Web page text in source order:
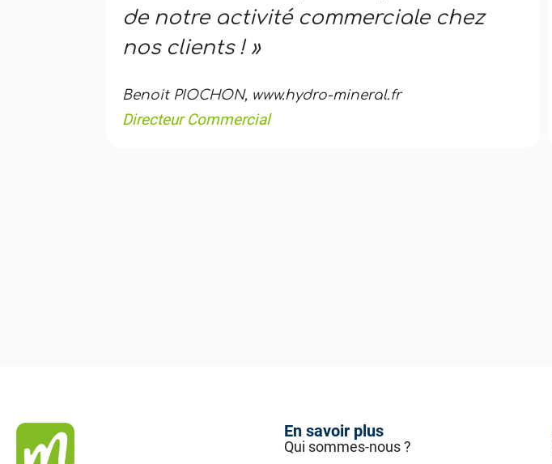
de notre activité commerciale chez
nos clients ! »
Benoit PIOCHON, www.hydro-mineral.fr
Directeur Commercial
En savoir plus
Qui sommes-nous ?